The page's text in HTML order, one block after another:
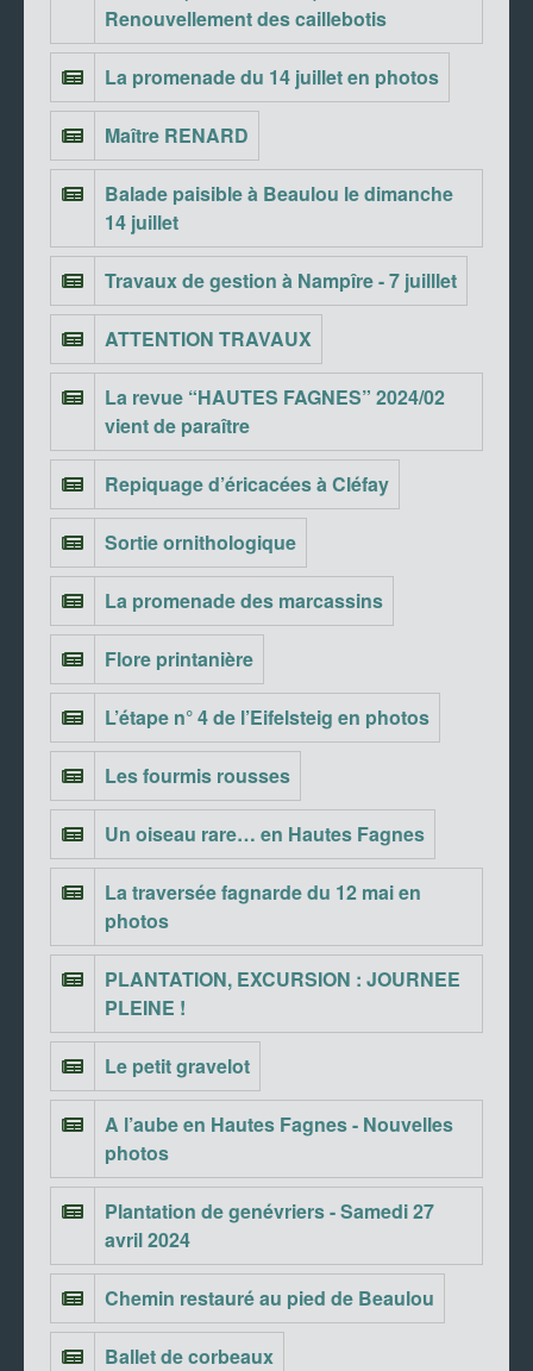
Renouvellement des caillebotis
La promenade du 14 juillet en photos
Maître RENARD
Balade paisible à Beaulou le dimanche
14 juillet
Travaux de gestion à Nampîre - 7 juilllet
ATTENTION TRAVAUX
La revue “HAUTES FAGNES” 2024/02
vient de paraître
Repiquage d’éricacées à Cléfay
Sortie ornithologique
La promenade des marcassins
Flore printanière
L’étape n° 4 de l’Eifelsteig en photos
Les fourmis rousses
Un oiseau rare… en Hautes Fagnes
La traversée fagnarde du 12 mai en
photos
PLANTATION, EXCURSION : JOURNEE
PLEINE !
Le petit gravelot
A l’aube en Hautes Fagnes - Nouvelles
photos
Plantation de genévriers - Samedi 27
avril 2024
Chemin restauré au pied de Beaulou
Ballet de corbeaux